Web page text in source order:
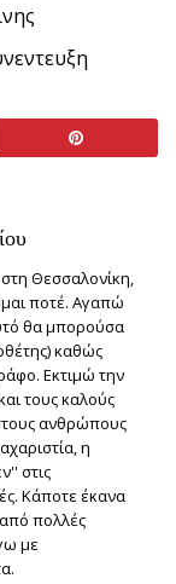
Θεσσαλονίκη,
ποτέ. Αγαπώ
θα μπορούσα
καθώς
Εκτιμώ την
τους καλούς
ανθρώπους
η
στις
Κάποτε έκανα
πολλές
με